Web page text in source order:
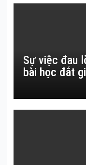
Sự việc đau
bài học đắt